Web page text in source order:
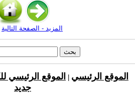
المزيد - الصفحة التالية
الموقع الرئيسي الموقع الرئيسي
جديد